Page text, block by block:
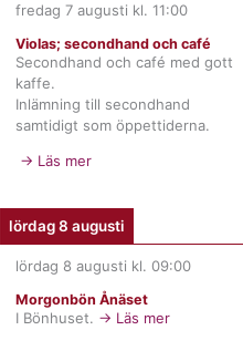
fredag 7 augusti kl. 11:00
Violas; secondhand och café
Secondhand och café med gott
kaffe.
Inlämning till secondhand
samtidigt som öppettiderna.
→ Läs mer
lördag 8 augusti
lördag 8 augusti kl. 09:00
Morgonbön Ånäset
I Bönhuset. → Läs mer